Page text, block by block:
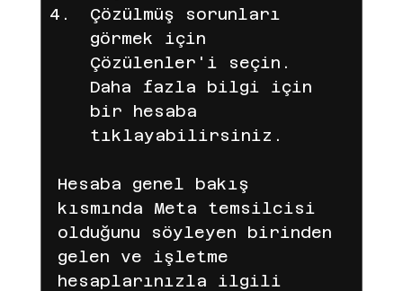
Çözülmüş sorunları
görmek için
Çözülenler'i seçin.
Daha fazla bilgi için
bir hesaba
tıklayabilirsiniz.
Hesaba genel bakış
kısmında Meta temsilcisi
olduğunu söyleyen birinden
gelen ve işletme
hesaplarınızla ilgili